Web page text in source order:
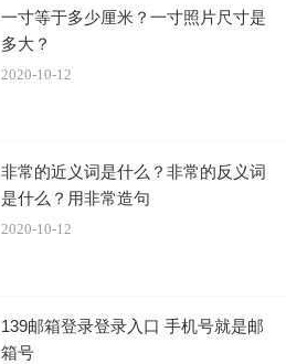
一寸等于多少厘米？一寸照片尺寸是
多大？
2020-10-12
非常的近义词是什么？非常的反义词
是什么？用非常造句
2020-10-12
139邮箱登录登录入口 手机号就是邮
箱号